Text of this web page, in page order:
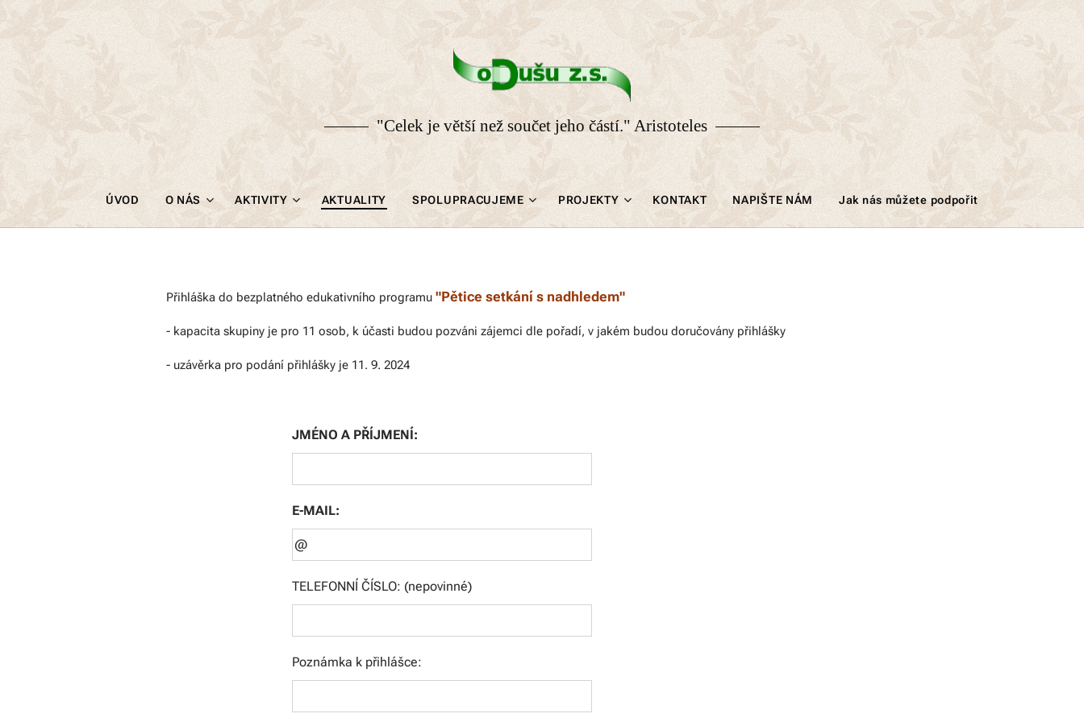
"Celek je větší než součet jeho částí." Aristoteles
ÚVOD O NÁS AKTIVITY AKTUALITY SPOLUPRACUJEME PROJEKTY KONTAKT NAPIŠTE NÁM Jak nás můžete podpořit
Přihláška do bezplatného edukativního programu "Pětice setkání s nadhledem"
- kapacita skupiny je pro 11 osob, k účasti budou pozváni zájemci dle pořadí, v jakém budou doručovány přihlášky
- uzávěrka pro podání přihlášky je 11. 9. 2024
JMÉNO A PŘÍJMENÍ:
E-MAIL:
TELEFONNÍ ČÍSLO: (nepovinné)
Poznámka k přihlášce: